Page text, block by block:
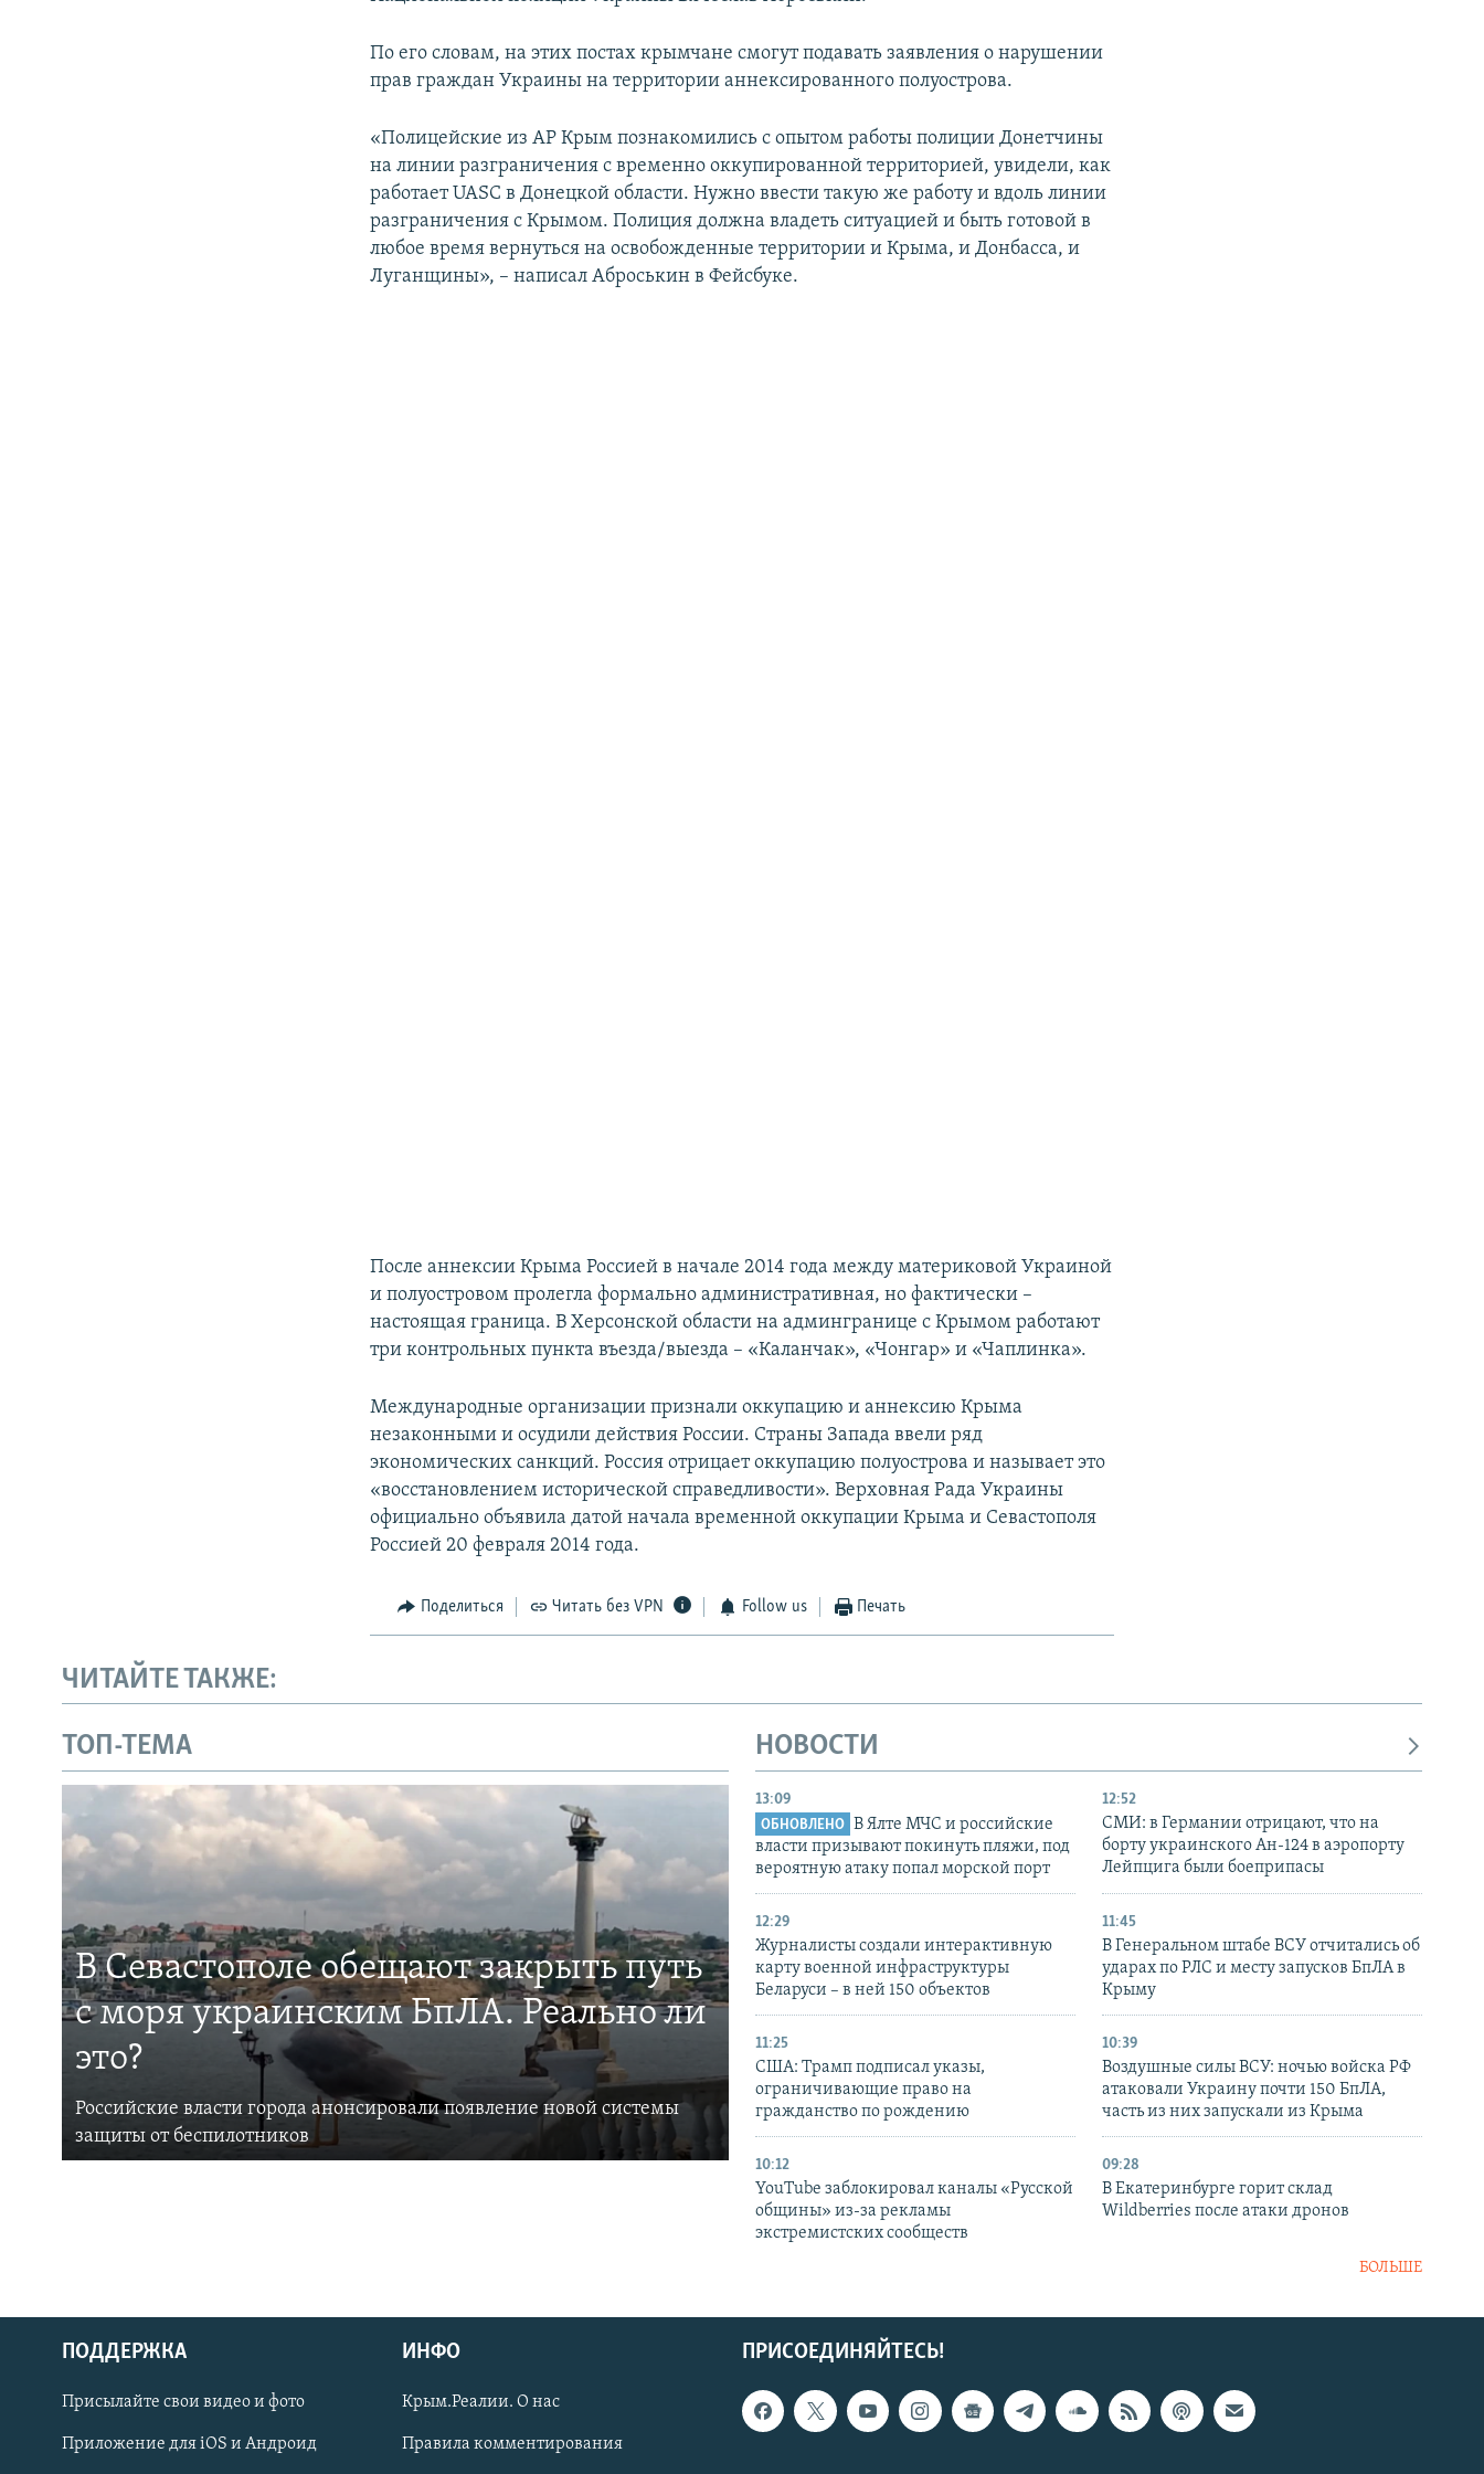
Українською
Qırımtatar
По его словам, на этих постах крымчане смогут подавать заявления о нарушении
прав граждан Украины на территории аннексированного полуострова.
«Полицейские из АР Крым познакомились с опытом работы полиции Донетчины
на линии разграничения с временно оккупированной территорией, увидели, как
работает UASC в Донецкой области. Нужно ввести такую же работу и вдоль линии
разграничения с Крымом. Полиция должна владеть ситуацией и быть готовой в
любое время вернуться на освобожденные территории и Крыма, и Донбасса, и
Луганщины», – написал Аброськин в Фейсбуке.
После аннексии Крыма Россией в начале 2014 года между материковой Украиной
и полуостровом пролегла формально административная, но фактически –
настоящая граница. В Херсонской области на админгранице с Крымом работают
три контрольных пункта въезда/выезда – «Каланчак», «Чонгар» и «Чаплинка».
Международные организации признали оккупацию и аннексию Крыма
незаконными и осудили действия России. Страны Запада ввели ряд
экономических санкций. Россия отрицает оккупацию полуострова и называет это
«восстановлением исторической справедливости». Верховная Рада Украины
официально объявила датой начала временной оккупации Крыма и Севастополя
Россией 20 февраля 2014 года.
Поделиться Читать без VPN Follow us Печать
ЧИТАЙТЕ ТАКЖЕ:
ТОП-ТЕМА
В Севастополе обещают закрыть путь
с моря украинским БпЛА. Реально ли
это?
Российские власти города анонсировали появление новой системы
защиты от беспилотников
НОВОСТИ
13:09
ОБНОВЛЕНО
В Ялте МЧС и российские
власти призывают покинуть пляжи, под
вероятную атаку попал морской порт
12:52
СМИ: в Германии отрицают, что на
борту украинского Ан-124 в аэропорту
Лейпцига были боеприпасы
12:29
Журналисты создали интерактивную
карту военной инфраструктуры
Беларуси – в ней 150 объектов
11:45
В Генеральном штабе ВСУ отчитались об
ударах по РЛС и месту запусков БпЛА в
Крыму
11:25
США: Трамп подписал указы,
ограничивающие право на
гражданство по рождению
10:39
Воздушные силы ВСУ: ночью войска РФ
атаковали Украину почти 150 БпЛА,
часть из них запускали из Крыма
10:12
YouTube заблокировал каналы «Русской
общины» из-за рекламы
экстремистских сообществ
09:28
В Екатеринбурге горит склад
Wildberries после атаки дронов
БОЛЬШЕ
ПРИСОЕДИНЯЙТЕСЬ!
ПОДДЕРЖКА
Присылайте свои видео и фото
Приложение для iOS и Андроид
ИНФО
Крым.Реалии. О нас
Правила комментирования